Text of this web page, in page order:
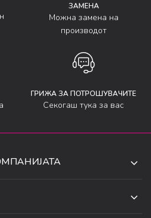
ЗАМЕНА
Можна замена на
производот
ГРИЖА ЗА ПОТРОШУВАЧИТЕ
Секогаш тука за вас